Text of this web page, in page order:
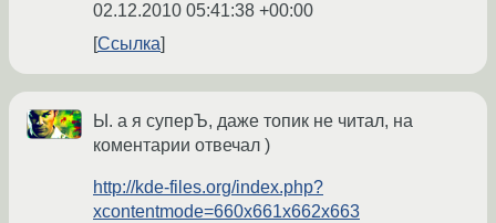
02.12.2010 05:41:38 +00:00
Ссылка
Ы. а я суперЪ, даже топик не читал, на
коментарии отвечал )
http://kde-files.org/index.php?
xcontentmode=660x661x662x663